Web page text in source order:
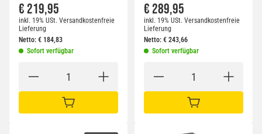
€ 219,95
inkl. 19% USt. Versandkostenfreie
Lieferung
Netto: € 184,83
Sofort verfügbar
IN DEN WARENKORB
€ 289,95
inkl. 19% USt. Versandkostenfreie
Lieferung
Netto: € 243,66
Sofort verfügbar
IN DEN WARENKORB